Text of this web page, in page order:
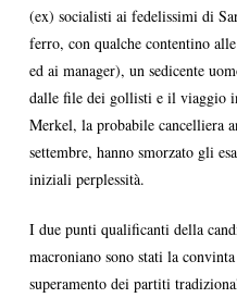
(ex) socialisti ai fedelissimi di
ferro, con qualche contentino
ed ai manager), un sedicente
dalle file dei gollisti e il viaggio
Merkel, la probabile cancelliera
settembre, hanno smorzato gli
iniziali perplessità.
I due punti qualificanti della
macroniano sono stati la
superamento dei partiti